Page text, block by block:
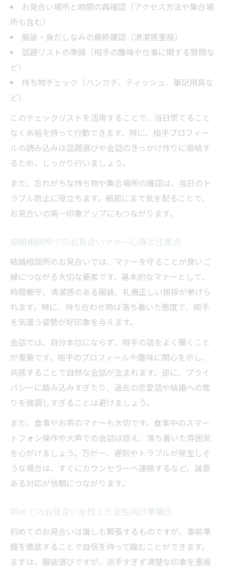
結婚相談所で相性を探るプロフィール分析
お見合いで交際につなげる質問リストの作
り方
お見合いマナーを守る女性の印象アップ術
結婚相談所で選ばれる女性の振る舞いポイ
結婚相談所お見合いで注意すべき身だしな
み
結婚相談所での効率的なお見合い待ち合わ
せ術
お見合い席で自然な会話を生み出すコツ
結婚相談所お見合い何話すか悩んだ時の対
策
待ち合わせ時の第一印象を高める挨拶例
結婚相談所お見合いで盛り上がる話題選び
お見合い場所と時間の再確認（アクセス方法や集合場
所も含む）
服装・身だしなみの最終確認（清潔感重視）
話題リストの準備（相手の趣味や仕事に関する質問な
ど）
持ち物チェック（ハンカチ、ティッシュ、筆記用具な
ど）
このチェックリストを活用することで、当日慌てること
なく余裕を持って行動できます。特に、相手プロフィー
ルの読み込みは話題選びや会話のきっかけ作りに直結す
るため、しっかり行いましょう。
また、忘れがちな持ち物や集合場所の確認は、当日のト
ラブル防止に役立ちます。細部にまで気を配ることで、
お見合いの第一印象アップにもつながります。
結婚相談所でのお見合いマナー心得と注意点
結婚相談所のお見合いでは、マナーを守ることが良いご
縁につながる大切な要素です。基本的なマナーとして、
時間厳守、清潔感のある服装、礼儀正しい挨拶が挙げら
れます。特に、待ち合わせ時は落ち着いた態度で、相手
を気遣う姿勢が好印象を与えます。
会話では、自分本位にならず、相手の話をよく聞くこと
が重要です。相手のプロフィールや趣味に関心を示し、
共感することで自然な会話が生まれます。逆に、プライ
バシーに踏み込みすぎたり、過去の恋愛話や結婚への焦
りを強調しすぎることは避けましょう。
また、食事やお茶のマナーも大切です。食事中のスマー
トフォン操作や大声での会話は控え、落ち着いた雰囲気
を心がけましょう。万が一、遅刻やトラブルが発生しそ
うな場合は、すぐにカウンセラーへ連絡するなど、誠意
ある対応が信頼につながります。
初めてのお見合いを控えた女性向け準備法
初めてのお見合いは誰しも緊張するものですが、事前準
備を徹底することで自信を持って臨むことができます。
まずは、服装選びですが、派手すぎず清楚な印象を重視